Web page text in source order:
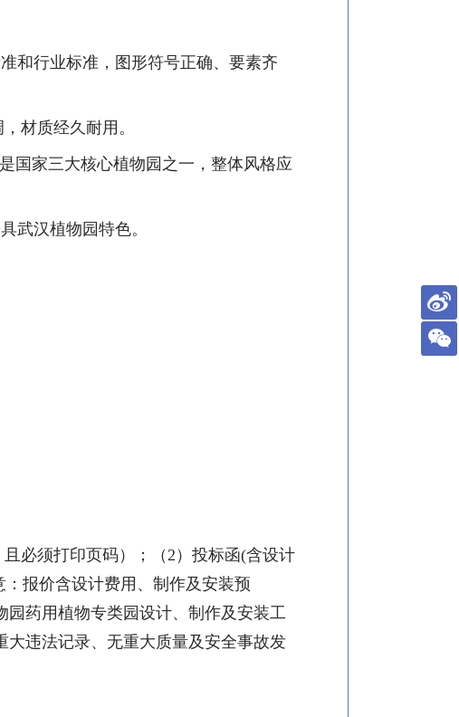
和行业标准，图形符号正确、要素齐
材质经久耐用。
国家三大核心植物园之一，整体风格应
武汉植物园特色。
必须打印页码）；（ 2 ）投标函(含设计
报价含设计费用、 制作及安装预
园药用植物专类园设计、制作及安装工
大违法记录、无重大质量及安全事故发